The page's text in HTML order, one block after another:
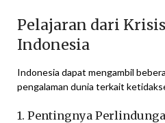
Pelajaran dari
Indonesia
Indonesia dapat mengambil
pengalaman dunia terkait
1. Pentingnya